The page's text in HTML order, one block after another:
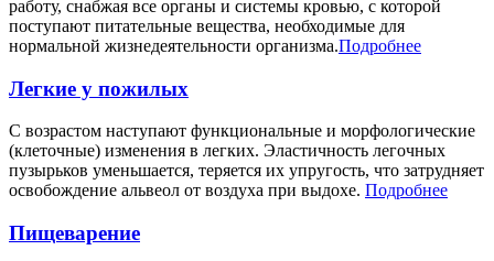
работу, снабжая все органы и системы кровью, с которой
поступают питательные вещества, необходимые для
нормальной жизнедеятельности организма.Подробнее
Легкие у пожилых
С возрастом наступают функциональные и морфологические
(клеточные) изменения в легких. Эластичность легочных
пузырьков уменьшается, теряется их упругость, что затрудняет
освобождение альвеол от воздуха при выдохе. Подробнее
Пищеварение